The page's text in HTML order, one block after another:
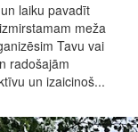
laiku pavadīt
meža
Tavu vai
radošajām
un izaicinoš...